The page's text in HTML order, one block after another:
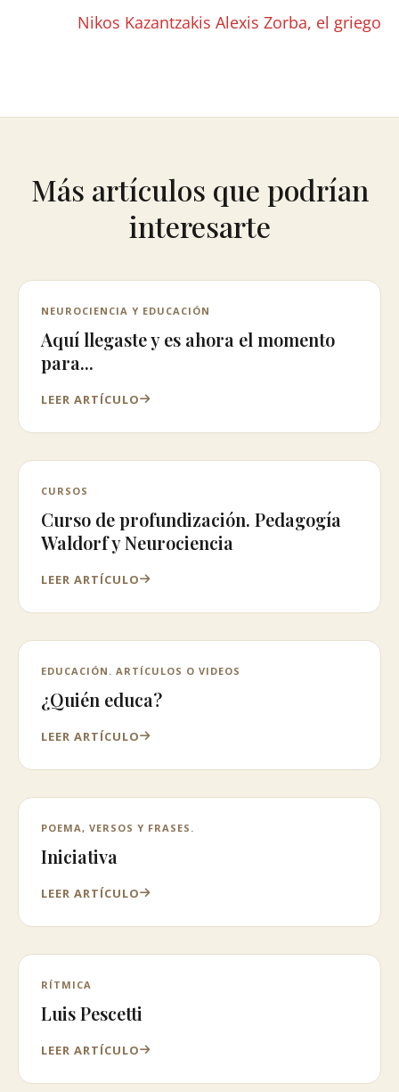
Nikos Kazantzakis Alexis Zorba, el griego
Más artículos que podrían
interesarte
NEUROCIENCIA Y EDUCACIÓN
Aquí llegaste y es ahora el momento
para...
LEER ARTÍCULO
CURSOS
Curso de profundización. Pedagogía
Waldorf y Neurociencia
LEER ARTÍCULO
EDUCACIÓN. ARTÍCULOS O VIDEOS
¿Quién educa?
LEER ARTÍCULO
POEMA, VERSOS Y FRASES.
Iniciativa
LEER ARTÍCULO
RÍTMICA
Luis Pescetti
LEER ARTÍCULO